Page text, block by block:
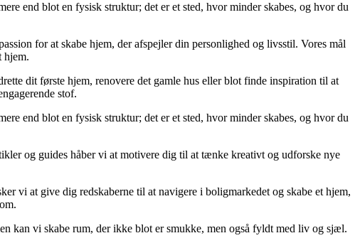
end blot en fysisk struktur; det er et sted, hvor minder skabes, og hvor du
for at skabe hjem, der afspejler din personlighed og livsstil. Vores mål
hjem.
dit første hjem, renovere det gamle hus eller blot finde inspiration til at
stof.
end blot en fysisk struktur; det er et sted, hvor minder skabes, og hvor du
og guides håber vi at motivere dig til at tænke kreativt og udforske nye
vi at give dig redskaberne til at navigere i boligmarkedet og skabe et hjem,
kan vi skabe rum, der ikke blot er smukke, men også fyldt med liv og sjæl.